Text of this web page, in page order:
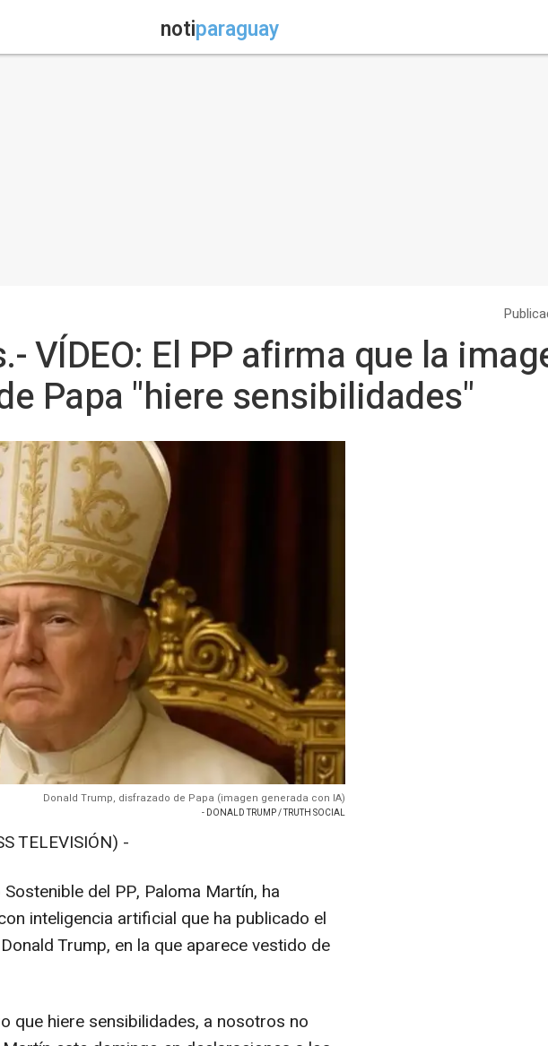
notiparaguay
VÍDEO: El PP afirma que la
Papa "hiere sensibilidades"
Donald Trump, disfrazado de Papa (imagen generada con IA)
- DONALD TRUMP / TRUTH SOCIAL
TELEVISIÓN) -
del PP, Paloma Martín, ha
inteligencia artificial que ha publicado el
Trump, en la que aparece vestido de
que hiere sensibilidades, a nosotros no